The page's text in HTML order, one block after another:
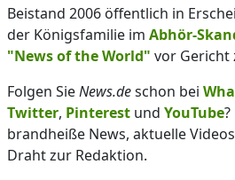
Beistand 2006 öffentlich in
der Königsfamilie im Abhör-
"News of the World" vor Gericht
Folgen SieNews.deschon bei
Twitter, Pinterest und YouTube
brandheiße News, aktuelle
Draht zur Redaktion.